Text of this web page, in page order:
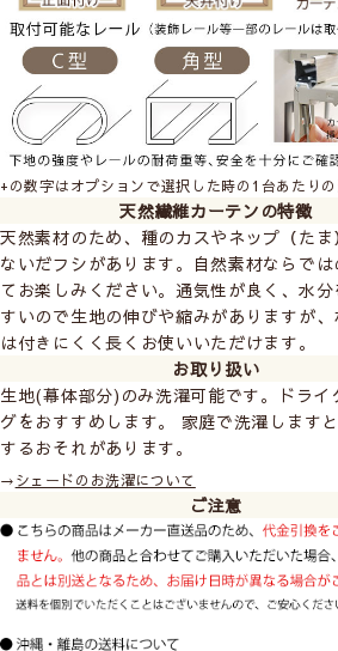
+の数字はオプションで選択した時の1台あたり
天然繊維カーテンの特徴
天然素材のため、種のカスやネップ（たま
ないだフシがあります。自然素材ならでは
てお楽しみください。通気性が良く、水
すいので生地の伸びや縮みがありますが
は付きにくく長くお使いいただけます。
お取り扱い
生地(幕体部分)のみ洗濯可能です。ドライ
グをおすすめします。 家庭で洗濯します
するおそれがあります。
→シェードのお洗濯について
ご注意